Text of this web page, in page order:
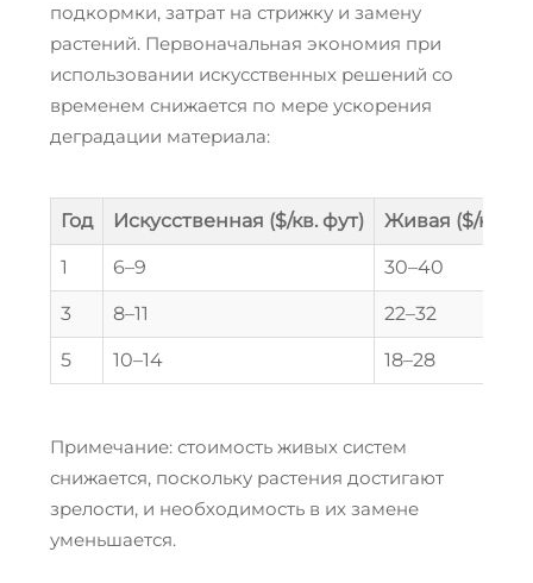
подкормки, затрат на стрижку и замену
растений. Первоначальная экономия при
использовании искусственных решений со
временем снижается по мере ускорения
деградации материала:
Год Искусственная ($/кв. фут) Живая ($/кв.
1 6–9 30–40
3 8–11 22–32
5 10–14 18–28
Примечание: стоимость живых систем
снижается, поскольку растения достигают
зрелости, и необходимость в их замене
уменьшается.